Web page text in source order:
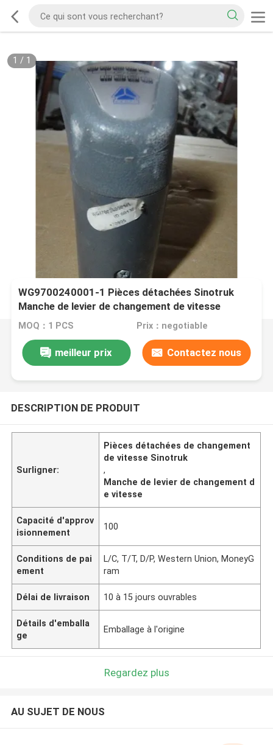
1 / 1
WG9700240001-1 Pièces détachées Sinotruk
Manche de levier de changement de vitesse
MOQ：1 PCS Prix：negotiable
meilleur prix Contactez nous
DESCRIPTION DE PRODUIT
Surligner:
Pièces détachées de changement
de vitesse Sinotruk
,
Manche de levier de changement d
e vitesse
Capacité d'approv
isionnement
100
Conditions de pai
ement
L/C, T/T, D/P, Western Union, MoneyG
ram
Délai de livraison 10 à 15 jours ouvrables
Détails d'emballa
ge
Emballage à l'origine
Regardez plus
AU SUJET DE NOUS